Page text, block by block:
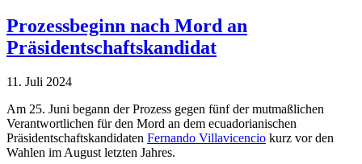
Prozessbeginn nach Mord an
Präsidentschaftskandidat
11. Juli 2024
Am 25. Juni begann der Prozess gegen fünf der mutmaßlichen
Verantwortlichen für den Mord an dem ecuadorianischen
Präsidentschaftskandidaten Fernando Villavicencio kurz vor den
Wahlen im August letzten Jahres.